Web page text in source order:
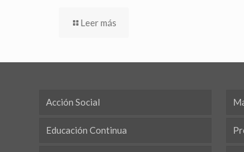
Leer más
Acción Social
Educación Continua